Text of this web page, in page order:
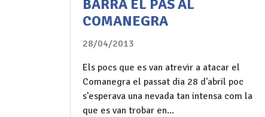
BARRA EL PAS AL
COMANEGRA
28/04/2013
Els pocs que es van atrevir a atacar el
Comanegra el passat dia 28 d'abril poc
s'esperava una nevada tan intensa com la
que es van trobar en...